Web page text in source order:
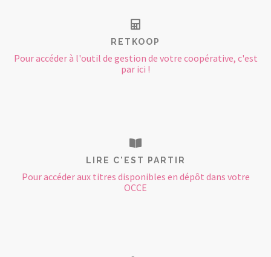
RETKOOP
Pour accéder à l'outil de gestion de votre coopérative, c'est
par ici !
LIRE C'EST PARTIR
Pour accéder aux titres disponibles en dépôt dans votre
OCCE